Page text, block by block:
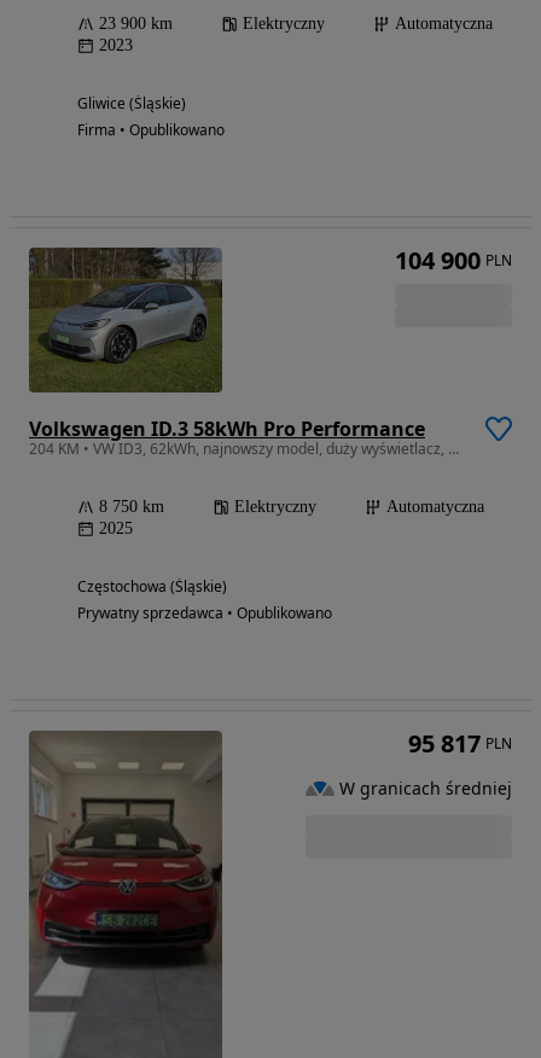
23 900 km Elektryczny
Automatyczna
2023
Gliwice (Śląskie)
Firma • Opublikowano
Volkswagen ID.3 58kWh Pro Performance
204 KM • VW ID3, 62kWh, najnowszy model, duży wyświetlacz, przebieg TYLKO 8 tyś
8 750 km Elektryczny
Automatyczna
2025
Częstochowa (Śląskie)
Prywatny sprzedawca • Opublikowano
104 900 PLN
95 817 PLN
W granicach średniej